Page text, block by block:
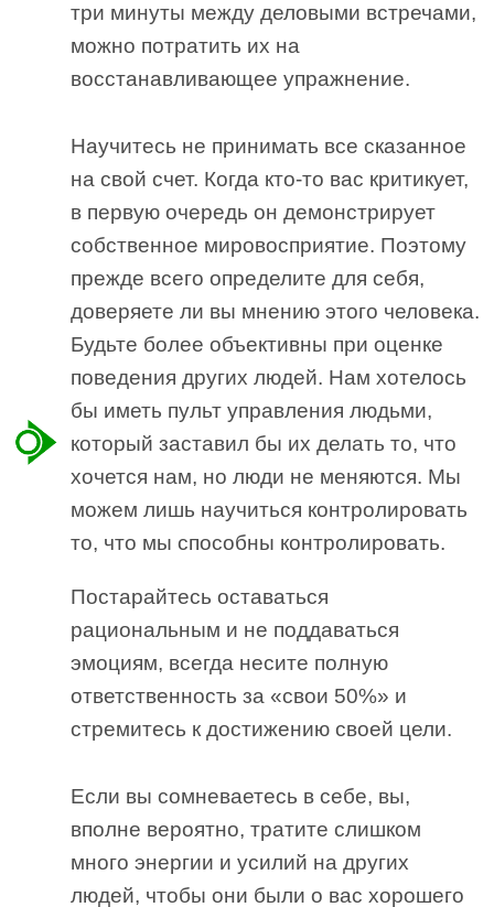
три минуты между деловыми встречами,
можно потратить их на
восстанавливающее упражнение.
Научитесь не принимать все сказанное
на свой счет. Когда кто-то вас критикует,
в первую очередь он демонстрирует
собственное мировосприятие. Поэтому
прежде всего определите для себя,
доверяете ли вы мнению этого человека.
Будьте более объективны при оценке
поведения других людей. Нам хотелось
бы иметь пульт управления людьми,
который заставил бы их делать то, что
хочется нам, но люди не меняются. Мы
можем лишь научиться контролировать
то, что мы способны контролировать.
Постарайтесь оставаться
рациональным и не поддаваться
эмоциям, всегда несите полную
ответственность за «свои 50%» и
стремитесь к достижению своей цели.
Если вы сомневаетесь в себе, вы,
вполне вероятно, тратите слишком
много энергии и усилий на других
людей, чтобы они были о вас хорошего